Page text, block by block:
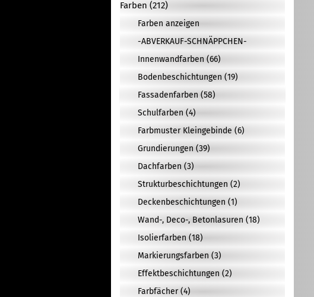
Farben (212)
Farben anzeigen
-ABVERKAUF-SCHNÄPPCHEN-
Innenwandfarben (66)
Bodenbeschichtungen (19)
Fassadenfarben (58)
Schulfarben (4)
Farbmuster Kleingebinde (6)
Grundierungen (39)
Dachfarben (3)
Strukturbeschichtungen (2)
Deckenbeschichtungen (1)
Wand-, Deco-, Betonlasuren (18)
Isolierfarben (18)
Markierungsfarben (3)
Effektbeschichtungen (2)
Farbfächer (4)